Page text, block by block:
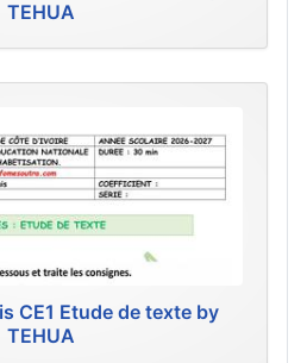
TEHUA
CE1 Etude de texte by
TEHUA